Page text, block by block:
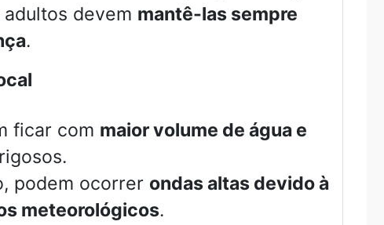
devem mantê-las sempre
.
ficar com maior volume de água e
podem ocorrer ondas altas devido à
meteorológicos.